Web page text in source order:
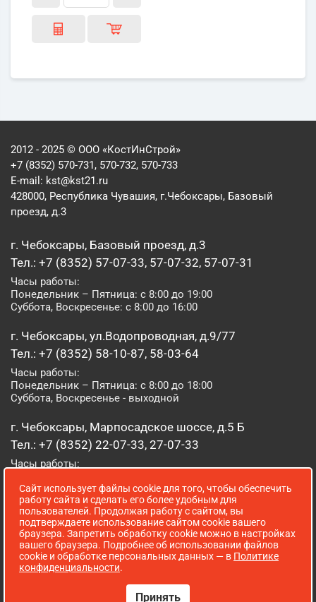
2012 - 2025 © ООО «КостИнСтрой»
+7 (8352) 570-731, 570-732, 570-733
E-mail: kst@kst21.ru
428000, Республика Чувашия, г.Чебоксары, Базовый
проезд, д.3
г. Чебоксары, Базовый проезд, д.3
Тел.: +7 (8352) 57-07-33, 57-07-32, 57-07-31
Часы работы:
Понедельник – Пятница: с 8:00 до 19:00
Суббота, Воскресенье: с 8:00 до 16:00
г. Чебоксары, ул.Водопроводная, д.9/77
Тел.: +7 (8352) 58-10-87, 58-03-64
Часы работы:
Понедельник – Пятница: с 8:00 до 18:00
Суббота, Воскресенье - выходной
г. Чебоксары, Марпосадское шоссе, д.5 Б
Тел.: +7 (8352) 22-07-33, 27-07-33
Часы работы:
Суббота, Воскресенье: с 8:00 до 16:00
г. Йошкар-Ола, ул. Луначарского, д. 52 А
Тел.: (8362) 41-07-31
Часы работы:
Понедельник – Пятница: с 8:00 до 18:00
Сайт использует файлы cookie для того, чтобы обеспечить
работу сайта и сделать его более удобным для
пользователей. Продолжая работу с сайтом, вы
подтверждаете использование сайтом cookie вашего
браузера. Запретить обработку cookie можно в настройках
вашего браузера. Подробнее об использовании файлов
cookie и обработке персональных данных — в Политике
конфиденциальности.
Принять